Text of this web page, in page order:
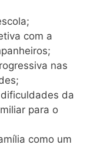
com a
nas
da
para o
como um